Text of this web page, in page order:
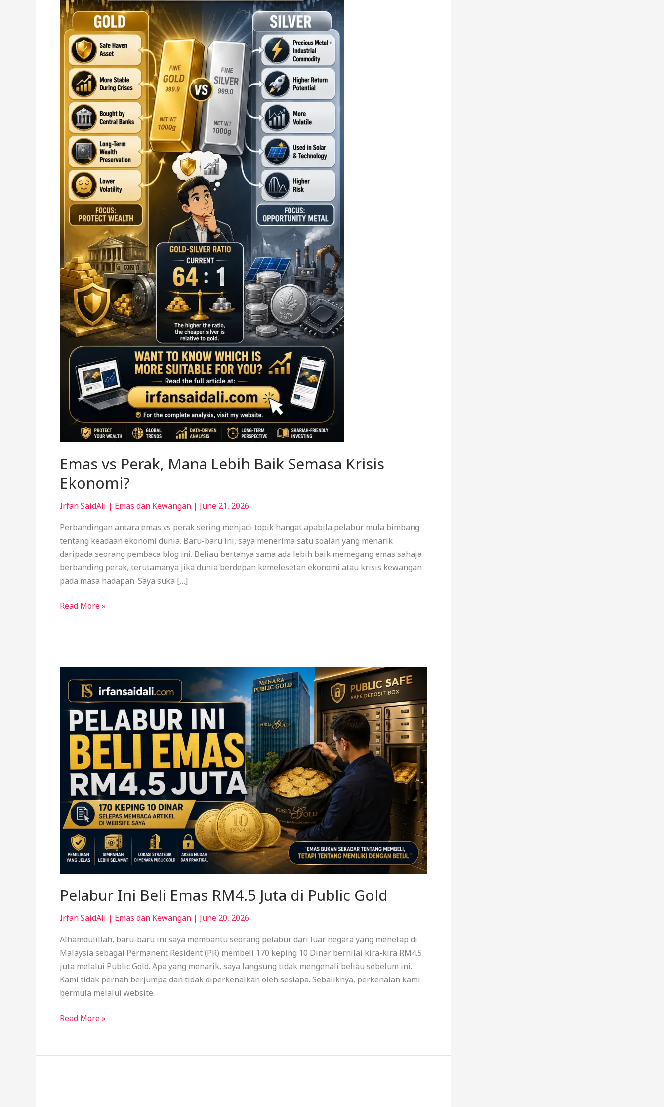
Emas vs Perak, Mana Lebih Baik Semasa Krisis
Ekonomi?
Irfan SaidAli | Emas dan Kewangan | June 21, 2026
Perbandingan antara emas vs perak sering menjadi topik hangat apabila pelabur mula bimbang
tentang keadaan ekonomi dunia. Baru-baru ini, saya menerima satu soalan yang menarik
daripada seorang pembaca blog ini. Beliau bertanya sama ada lebih baik memegang emas sahaja
berbanding perak, terutamanya jika dunia berdepan kemelesetan ekonomi atau krisis kewangan
pada masa hadapan. Saya suka […]
Baik
Semasa
Krisis
Ekonomi?
Read More »
Pelabur Ini Beli Emas RM4.5 Juta di Public Gold
Irfan SaidAli | Emas dan Kewangan | June 20, 2026
Alhamdulillah, baru-baru ini saya membantu seorang pelabur dari luar negara yang menetap di
Malaysia sebagai Permanent Resident (PR) membeli 170 keping 10 Dinar bernilai kira-kira RM4.5
juta melalui Public Gold. Apa yang menarik, saya langsung tidak mengenali beliau sebelum ini.
Kami tidak pernah berjumpa dan tidak diperkenalkan oleh sesiapa. Sebaliknya, perkenalan kami
bermula melalui website
Ini
Beli
Emas
RM4.5
Juta
Public
Gold
Read More »